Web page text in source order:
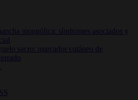
mongólica: síndromes asociados y
sacro: marcador cutáneo de